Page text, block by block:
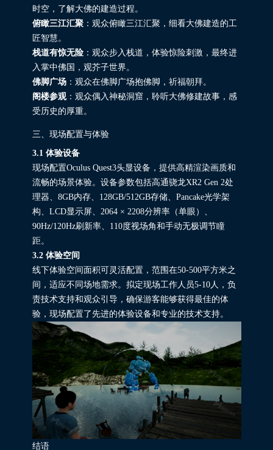
时空，了解大佛的建造过程。
俯瞰三江汇聚：观众俯瞰三江汇聚，细看大佛建造的工
匠智慧。
栈道有惊无险：观众步入栈道，体验惊险刺激，最终进
入掌中佛国，观芥子世界。
佛脚广场：观众在佛脚广场抱佛脚，祈福朝拜。
阁楼参观：观众偶入神秘洞窟，聆听大佛修建故事，感
受历史的厚重。
三、现场配置与体验
3.1 体验设备
现场配置Oculus Quest3头显设备，提供高精渲染画质和
流畅的场景体验。设备参数包括高通骁龙XR2 Gen 2处
理器、8GB内存、128GB/512GB存储、Pancake光学架
构、LCD显示屏、2064 × 2208分辨率（单眼）、
90Hz/120Hz刷新率、110度视场角和手动无极调节瞳
距。
3.2 体验空间
线下体验空间面积可灵活配置，范围在50-500平方米之
间，适应不同场地需求。拟定现场工作人员5-10人，负
责技术支持和观众引导， 确保游客能够获得最佳的体
验，现场配置了先进的体验设备和专业的技术支持。
结语